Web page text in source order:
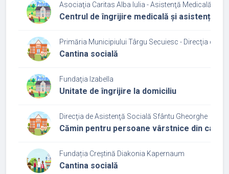
Asociaţia Caritas Alba Iulia - Asistenţă Medicală şi
Centrul de îngrijire medicală și asistență
Primăria Municipiului Târgu Secuiesc - Direcţia de
Cantina socială
Fundaţia Izabella
Unitate de îngrijire la domiciliu
Direcţia de Asistenţă Socială Sfântu Gheorghe
Cămin pentru persoane vârstnice din
Fundația Creștină Diakonia Kapernaum
Cantina socială